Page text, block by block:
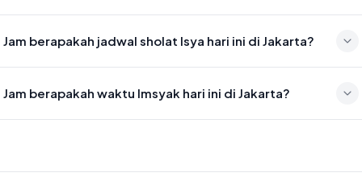
Jam berapakah jadwal sholat Isya hari ini di Jakarta?
Jam berapakah waktu Imsyak hari ini di Jakarta?